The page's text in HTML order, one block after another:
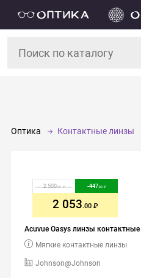
Оптика Контактные линзы
Acuvue Oasys линзы
Johnson@Johnson
Мягкие контактные линзы
2 500.00 -447.00
2 053.00